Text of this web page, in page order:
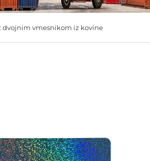
dvojnim vmesnikom iz kovine